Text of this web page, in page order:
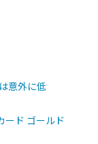
意外に低
ード ゴールド